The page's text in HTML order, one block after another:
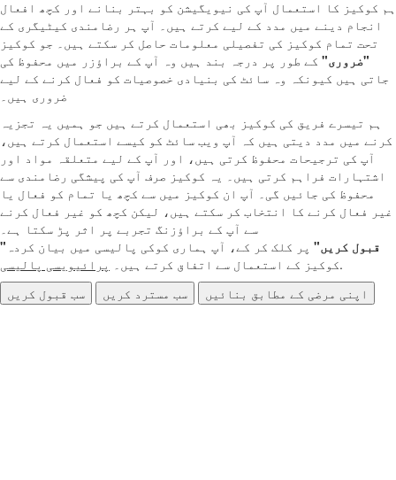
ہم کوکیز کا استعمال آپ کی نیویگیشن کو بہتر بنانے اور کچھ افعال
انجام دینے میں مدد کے لیے کرتے ہیں۔ آپ ہر رضامندی کیٹیگری کے
تحت تمام کوکیز کی تفصیلی معلومات حاصل کر سکتے ہیں۔ جو کوکیز
"ضروری" کے طور پر درجہ بند ہیں وہ آپ کے براؤزر میں محفوظ کی
جاتی ہیں کیونکہ وہ سائٹ کی بنیادی خصوصیات کو فعال کرنے کے لیے
ضروری ہیں۔
ہم تیسرے فریق کی کوکیز بھی استعمال کرتے ہیں جو ہمیں یہ تجزیہ
کرنے میں مدد دیتی ہیں کہ آپ ویب سائٹ کو کیسے استعمال کرتے ہیں،
آپ کی ترجیحات محفوظ کرتی ہیں، اور آپ کے لیے متعلقہ مواد اور
اشتہارات فراہم کرتی ہیں۔ یہ کوکیز صرف آپ کی پیشگی رضامندی سے
محفوظ کی جائیں گی۔ آپ ان کوکیز میں سے کچھ یا تمام کو فعال یا
غیر فعال کرنے کا انتخاب کر سکتے ہیں، لیکن کچھ کو غیر فعال کرنے
سے آپ کے براؤزنگ تجربے پر اثر پڑ سکتا ہے۔
"قبول کریں" پر کلک کر کے، آپ ہماری کوکی پالیسی میں بیان کردہ
کوکیز کے استعمال سے اتفاق کرتے ہیں۔
پرائیویسی پالیسی
.
سب قبول کریں
سب مسترد کریں اپنی مرضی کے مطابق بنائیں